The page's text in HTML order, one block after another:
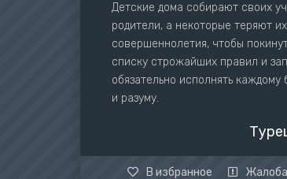
Детские дома собирают своих
родители, а некоторые теряют
совершеннолетия, чтобы
списку строжайших правил и
обязательно исполнять
и разуму.
В избранное Жалоба